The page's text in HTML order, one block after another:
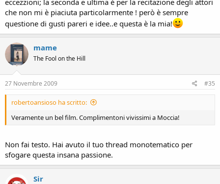
che non mi è piaciuta particolarmente ! però è sempre
questione di gusti pareri e idee..e questa è la mia!
mame
The Fool on the Hill
27 Novembre 2009 #35
robertoansioso ha scritto:
Veramente un bel film. Complimentoni vivissimi a Moccia!
Non fai testo. Hai avuto il tuo thread monotematico per
sfogare questa insana passione.
Sir